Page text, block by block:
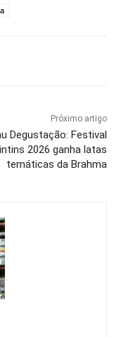
Próximo artigo
Degustação: Festival
2026 ganha latas
temáticas da Brahma